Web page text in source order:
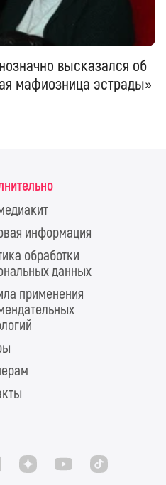
высказался об
мафиозница эстрады»
информация
обработки
данных
применения